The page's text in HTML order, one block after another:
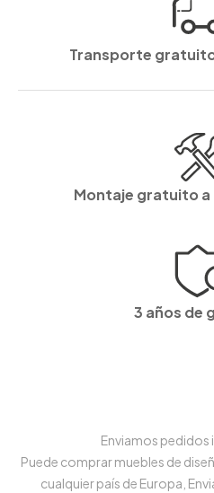
Transporte
Montaje gratuito
3 años de
Enviamos pedidos
Puede comprar muebles de
cualquier país de Europa,